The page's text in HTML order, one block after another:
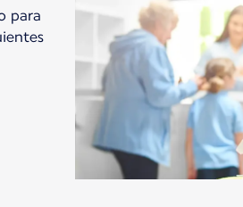
para